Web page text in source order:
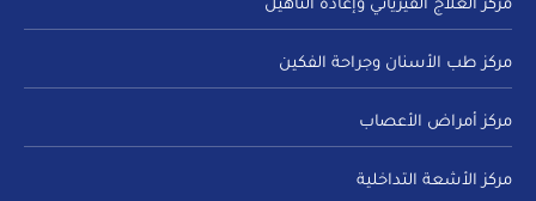
مركز العلاج الفيزيائي وإعادة التأهيل
مركز طب الأسنان وجراحة الفكين
مركز أمراض الأعصاب
مركز الأشعة التداخلية